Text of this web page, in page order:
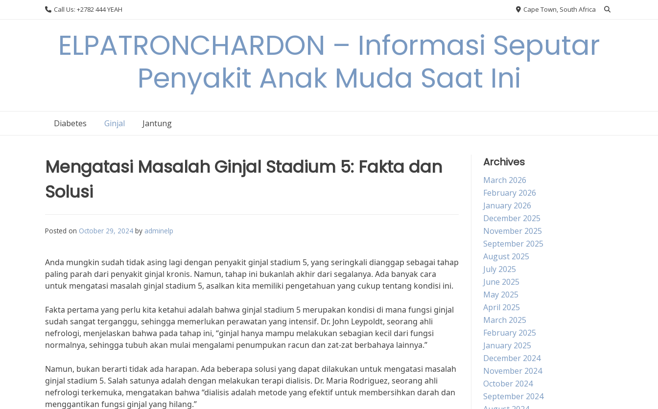
Call Us: +2782 444 YEAH Cape Town, South Africa
ELPATRONCHARDON – Informasi Seputar
Penyakit Anak Muda Saat Ini
Diabetes Ginjal Jantung
Mengatasi Masalah Ginjal Stadium 5: Fakta dan
Solusi
Posted on October 29, 2024 by adminelp
Anda mungkin sudah tidak asing lagi dengan penyakit ginjal stadium 5, yang seringkali dianggap sebagai tahap
paling parah dari penyakit ginjal kronis. Namun, tahap ini bukanlah akhir dari segalanya. Ada banyak cara
untuk mengatasi masalah ginjal stadium 5, asalkan kita memiliki pengetahuan yang cukup tentang kondisi ini.
Fakta pertama yang perlu kita ketahui adalah bahwa ginjal stadium 5 merupakan kondisi di mana fungsi ginjal
sudah sangat terganggu, sehingga memerlukan perawatan yang intensif. Dr. John Leypoldt, seorang ahli
nefrologi, menjelaskan bahwa pada tahap ini, “ginjal hanya mampu melakukan sebagian kecil dari fungsi
normalnya, sehingga tubuh akan mulai mengalami penumpukan racun dan zat-zat berbahaya lainnya.”
Namun, bukan berarti tidak ada harapan. Ada beberapa solusi yang dapat dilakukan untuk mengatasi masalah
ginjal stadium 5. Salah satunya adalah dengan melakukan terapi dialisis. Dr. Maria Rodriguez, seorang ahli
nefrologi terkemuka, mengatakan bahwa “dialisis adalah metode yang efektif untuk membersihkan darah dan
menggantikan fungsi ginjal yang hilang.”
Archives
March 2026
February 2026
January 2026
December 2025
November 2025
September 2025
August 2025
July 2025
June 2025
May 2025
April 2025
March 2025
February 2025
January 2025
December 2024
November 2024
October 2024
September 2024